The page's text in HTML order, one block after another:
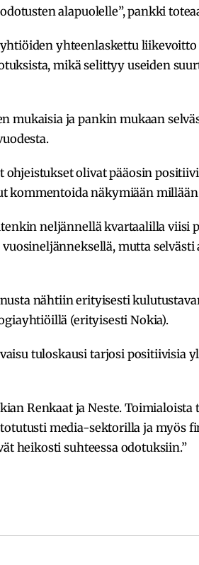
alapuolelle”, pankki
yhtiöiden yhteenlaskettu
mikä selittyy useiden
mukaisia ja pankin mukaan
ohjeistukset olivat pääosin
kommentoida näkymiään
neljännellä kvartaalilla viisi
mutta selvästi
nähtiin erityisesti
(erityisesti Nokia).
tuloskausi tarjosi positiivisia
Renkaat ja Neste. Toimialoista
media-sektorilla ja myös
heikosti suhteessa odotuksiin.”